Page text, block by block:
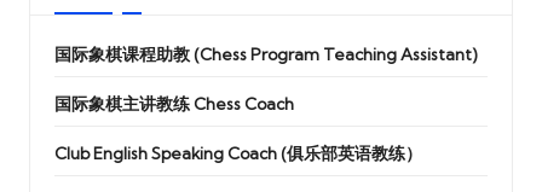
国际象棋课程助教 (Chess Program Teaching Assistant)
国际象棋主讲教练 Chess Coach
Club English Speaking Coach (俱乐部英语教练）